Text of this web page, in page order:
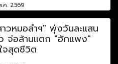
.ค. 2569
วหมอลำฯ" พุ่งวันละแสน
จ่อล้านแตก "ฮักแพง"
จสุดชีวิต